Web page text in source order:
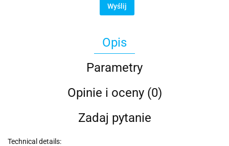
Wyślij
Opis
Parametry
Opinie i oceny (0)
Zadaj pytanie
Technical details: